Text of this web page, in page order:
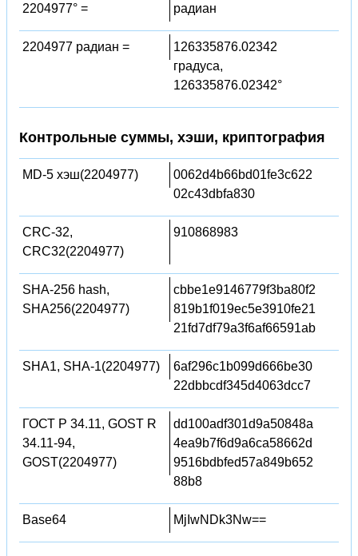
2204977° =
радиан
2204977 радиан =
126335876.02342
градуса,
126335876.02342°
Контрольные суммы, хэши, криптография
MD-5 хэш(2204977)
0062d4b66bd01fe3c622
02c43dbfa830
CRC-32,
CRC32(2204977)
910868983
SHA-256 hash,
SHA256(2204977)
cbbe1e9146779f3ba80f2
819b1f019ec5e3910fe21
21fd7df79a3f6af66591ab
SHA1, SHA-1(2204977)
6af296c1b099d666be30
22dbbcdf345d4063dcc7
ГОСТ Р 34.11, GOST R
34.11-94,
GOST(2204977)
dd100adf301d9a50848a
4ea9b7f6d9a6ca58662d
9516bdbfed57a849b652
88b8
Base64 MjIwNDk3Nw==